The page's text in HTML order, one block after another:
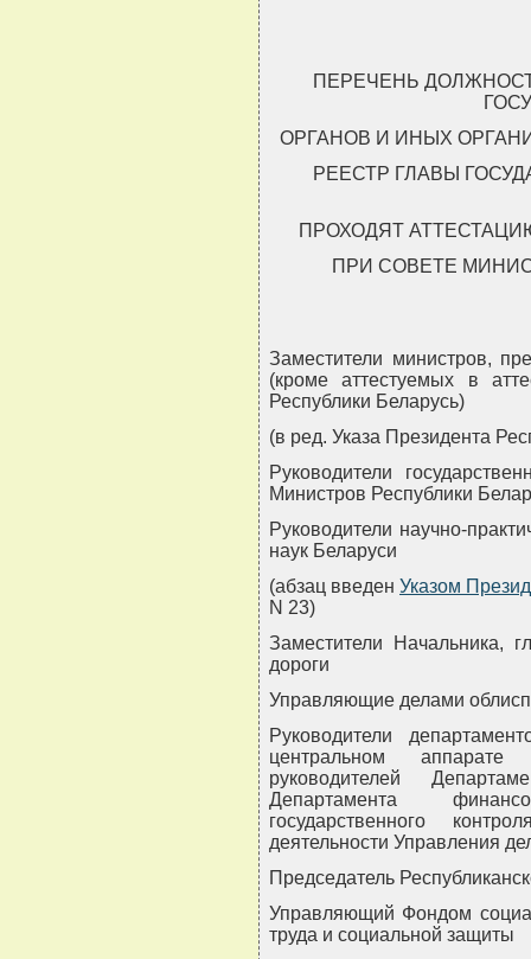
ПЕРЕЧЕНЬ
ОРГАНОВ И ИНЫХ
РЕЕСТР ГЛАВЫ
ПРОХОДЯТ
ПРИ СОВЕТЕ
Заместители министров,
(кроме аттестуемых в
Республики Беларусь)
(в ред. Указа Президента
Руководители
Министров Республики
Руководители научно-
наук Беларуси
(абзац введен Указом
N 23)
Заместители Начальника,
дороги
Управляющие делами
Руководители
центральном аппарате
руководителей
Департамента
государственного
деятельности Управления
Председатель
Управляющий Фондом
труда и социальной защиты